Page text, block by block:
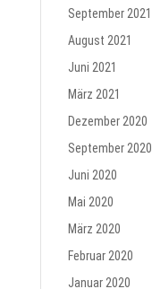
September 2021
August 2021
Juni 2021
März 2021
Dezember 2020
September 2020
Juni 2020
Mai 2020
März 2020
Februar 2020
Januar 2020